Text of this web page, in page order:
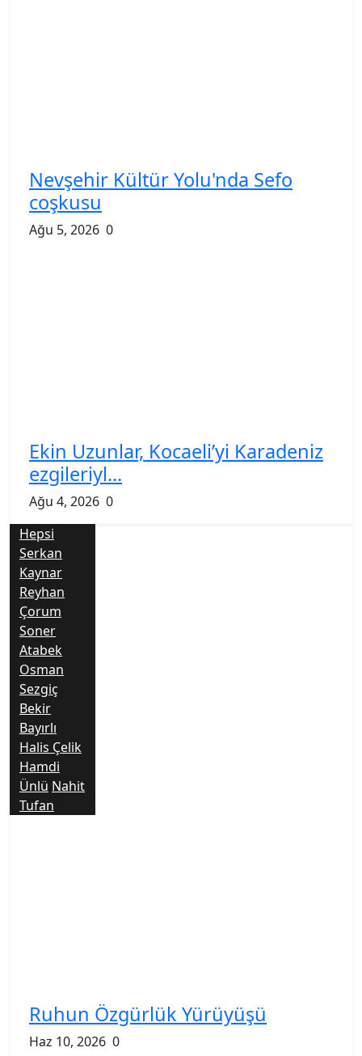
Nevşehir Kültür Yolu'nda Sefo
coşkusu
Ağu 5, 2026 0
Ekin Uzunlar, Kocaeli’yi Karadeniz
ezgileriyl...
Ağu 4, 2026 0
Hepsi
Serkan
Kaynar
Reyhan
Çorum
Soner
Atabek
Osman
Sezgiç
Bekir
Bayırlı
Halis Çelik
Hamdi
Ünlü Nahit
Tufan
Ruhun Özgürlük Yürüyüşü
Haz 10, 2026 0